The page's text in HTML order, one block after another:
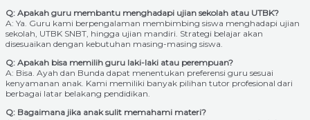
Q: Apakah guru membantu menghadapi ujian sekolah atau UTBK?
A: Ya. Guru kami berpengalaman membimbing siswa menghadapi ujian
sekolah, UTBK SNBT, hingga ujian mandiri. Strategi belajar akan
disesuaikan dengan kebutuhan masing-masing siswa.
Q: Apakah bisa memilih guru laki-laki atau perempuan?
A: Bisa. Ayah dan Bunda dapat menentukan preferensi guru sesuai
kenyamanan anak. Kami memiliki banyak pilihan tutor profesional dari
berbagai latar belakang pendidikan.
Q: Bagaimana jika anak sulit memahami materi?